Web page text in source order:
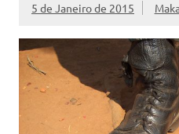
5 de Janeiro de 2015